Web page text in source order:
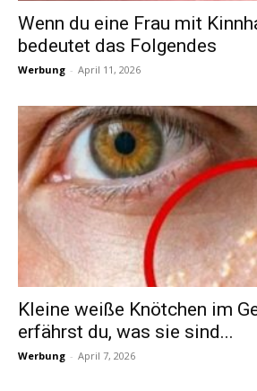
Wenn du eine Frau mit
bedeutet das Folgendes
Werbung - April 11, 2026
Kleine weiße Knötchen im
erfährst du, was sie sind...
Werbung - April 7, 2026